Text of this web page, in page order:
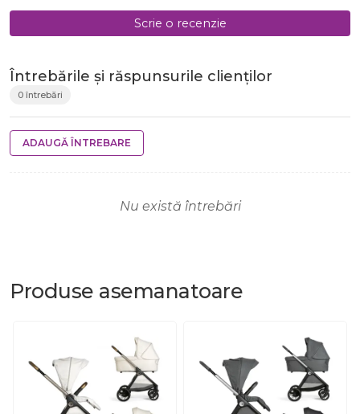
Scrie o recenzie
Întrebările și răspunsurile clienților
0 întrebări
ADAUGĂ ÎNTREBARE
Nu există întrebări
Produse asemanatoare